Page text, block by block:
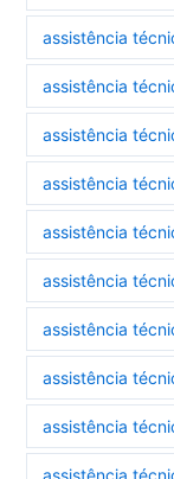
assistência
assistência
assistência
assistência
assistência
assistência
assistência
assistência
assistência
assistência